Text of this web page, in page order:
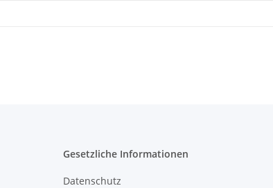
Gesetzliche Informationen
Datenschutz